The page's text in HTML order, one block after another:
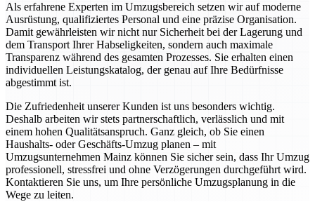
Als erfahrene Experten im Umzugsbereich setzen wir auf moderne
Ausrüstung, qualifiziertes Personal und eine präzise Organisation.
Damit gewährleisten wir nicht nur Sicherheit bei der Lagerung und
dem Transport Ihrer Habseligkeiten, sondern auch maximale
Transparenz während des gesamten Prozesses. Sie erhalten einen
individuellen Leistungskatalog, der genau auf Ihre Bedürfnisse
abgestimmt ist.
Die Zufriedenheit unserer Kunden ist uns besonders wichtig.
Deshalb arbeiten wir stets partnerschaftlich, verlässlich und mit
einem hohen Qualitätsanspruch. Ganz gleich, ob Sie einen
Haushalts- oder Geschäfts-Umzug planen – mit
Umzugsunternehmen Mainz können Sie sicher sein, dass Ihr Umzug
professionell, stressfrei und ohne Verzögerungen durchgeführt wird.
Kontaktieren Sie uns, um Ihre persönliche Umzugsplanung in die
Wege zu leiten.